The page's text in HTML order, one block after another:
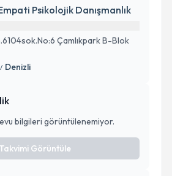
Psikolojik Danışmanlık
Çamlıkpark B-Blok
/ Denizli
bilgileri görüntülenemiyor.
Takvimi Görüntüle